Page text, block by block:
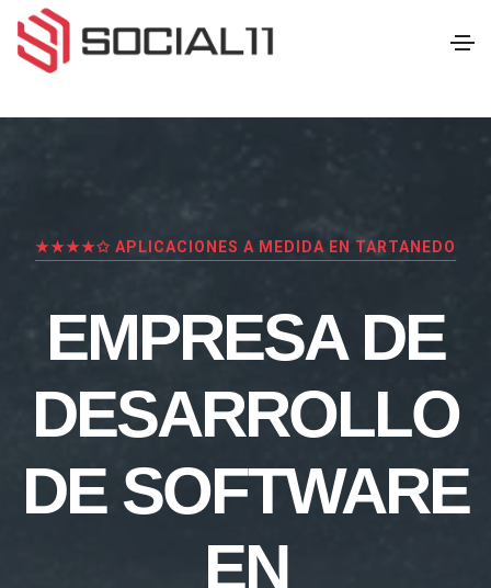
★★★★✩ APLICACIONES A MEDIDA EN TARTANEDO
EMPRESA DE
DESARROLLO
DE SOFTWARE
EN